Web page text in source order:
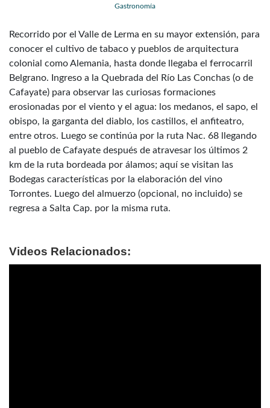
Gastronomía
Recorrido por el Valle de Lerma en su mayor extensión, para
conocer el cultivo de tabaco y pueblos de arquitectura
colonial como Alemania, hasta donde llegaba el ferrocarril
Belgrano. Ingreso a la Quebrada del Río Las Conchas (o de
Cafayate) para observar las curiosas formaciones
erosionadas por el viento y el agua: los medanos, el sapo, el
obispo, la garganta del diablo, los castillos, el anfiteatro,
entre otros. Luego se continúa por la ruta Nac. 68 llegando
al pueblo de Cafayate después de atravesar los últimos 2
km de la ruta bordeada por álamos; aquí se visitan las
Bodegas características por la elaboración del vino
Torrontes. Luego del almuerzo (opcional, no incluido) se
regresa a Salta Cap. por la misma ruta.
Videos Relacionados: